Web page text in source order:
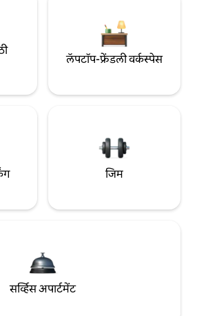
लॅपटॉप-फ्रेंडली वर्कस्पेस
जिम
सर्व्हिस अपार्टमेंट